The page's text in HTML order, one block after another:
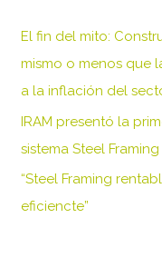
p
o
r
:
El fin del mito:
mismo o menos que
a la inflación del
IRAM presentó la
sistema Steel Framing
“Steel Framing
eficiencte”